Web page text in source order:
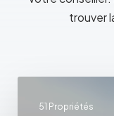
trouver
51 Propriétés